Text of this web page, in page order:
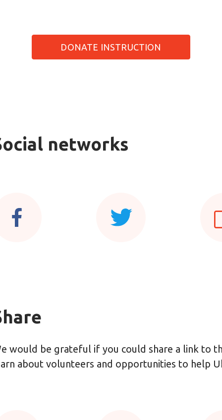
DONATE INSTRUCTION
networks
would be grateful if you could share a link to
about volunteers and opportunities to help